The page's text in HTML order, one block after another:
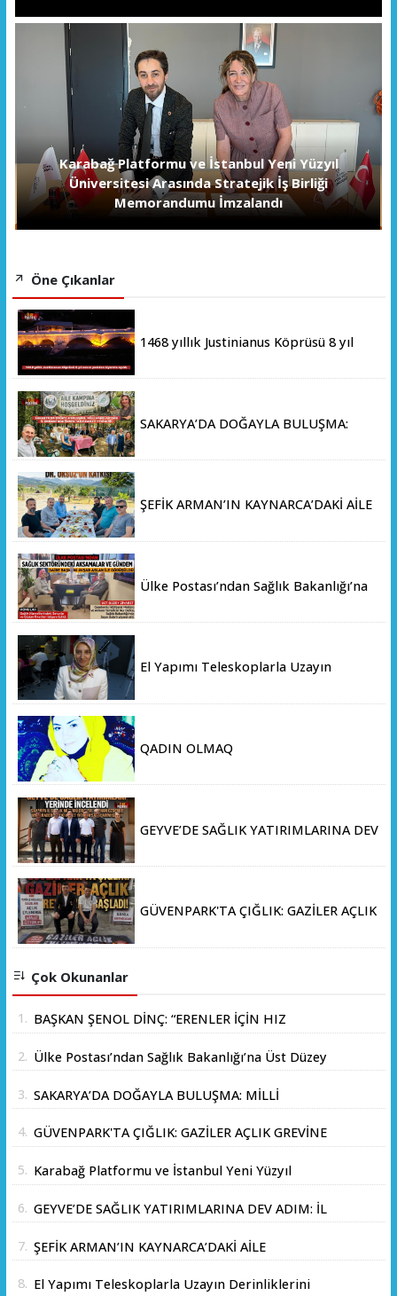
Karabağ Platformu ve İstanbul Yeni Yüzyıl
Üniversitesi Arasında Stratejik İş Birliği
Memorandumu İmzalandı
Öne Çıkanlar
1468 yıllık Justinianus Köprüsü 8 yıl
SAKARYA’DA DOĞAYLA BULUŞMA:
ŞEFİK ARMAN’IN KAYNARCA’DAKİ AİLE
Ülke Postası’ndan Sağlık Bakanlığı’na
El Yapımı Teleskoplarla Uzayın
QADIN OLMAQ
GEYVE’DE SAĞLIK YATIRIMLARINA DEV
GÜVENPARK'TA ÇIĞLIK: GAZİLER AÇLIK
Çok Okunanlar
1. BAŞKAN ŞENOL DİNÇ: “ERENLER İÇİN HIZ
2. Ülke Postası’ndan Sağlık Bakanlığı’na Üst Düzey
3. SAKARYA’DA DOĞAYLA BULUŞMA: MİLLİ
KAMPI" ETKİNLİĞİ
4. GÜVENPARK'TA ÇIĞLIK: GAZİLER AÇLIK GREVİNE
5. Karabağ Platformu ve İstanbul Yeni Yüzyıl
Memorandumu İmzalandı
6. GEYVE’DE SAĞLIK YATIRIMLARINA DEV ADIM: İL
VE SAHA HEYETİ YERİNDE İNCELEMEDE
BULUNDU
7. ŞEFİK ARMAN’IN KAYNARCA’DAKİ AİLE
8. El Yapımı Teleskoplarla Uzayın Derinliklerini